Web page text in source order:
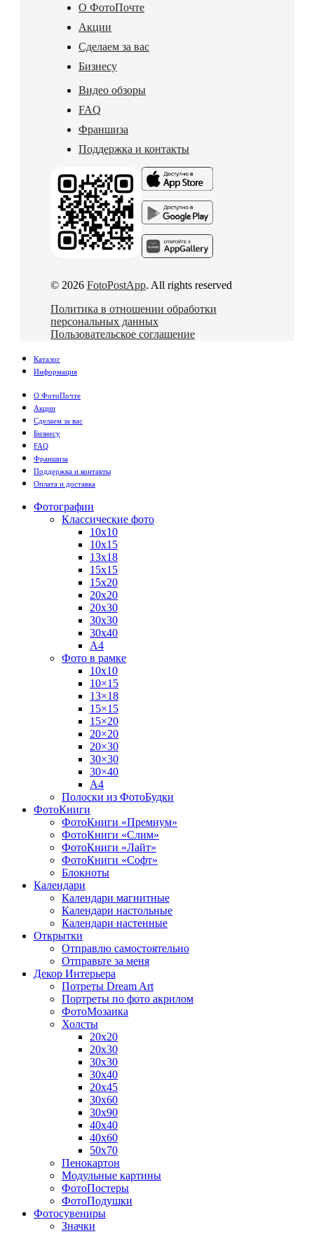
О ФотоПочте
Акции
Сделаем за вас
Бизнесу
Видео обзоры
FAQ
Франшиза
Поддержка и контакты
© 2026 FotoPostApp. All rights reserved
Политика в отношении обработки
персональных данных
Пользовательское соглашение
Каталог
Информация
О ФотоПочте
Акции
Сделаем за вас
Бизнесу
FAQ
Франшиза
Поддержка и контакты
Оплата и доставка
Фотографии
Классические фото
10х10
10х15
13х18
15х15
15х20
20х20
20х30
30х30
30х40
А4
Фото в рамке
10х10
10×15
13×18
15×15
15×20
20×20
20×30
30×30
30×40
A4
Полоски из ФотоБудки
ФотоКниги
ФотоКниги «Премиум»
ФотоКниги «Слим»
ФотоКниги «Лайт»
ФотоКниги «Софт»
Блокноты
Календари
Календари магнитные
Календари настольные
Календари настенные
Открытки
Отправлю самостоятельно
Отправьте за меня
Декор Интерьера
Потреты Dream Art
Портреты по фото акрилом
ФотоМозаика
Холсты
20х20
20х30
30х30
30х40
20х45
30х60
30х90
40х40
40х60
50х70
Пенокартон
Модульные картины
ФотоПостеры
ФотоПодушки
Фотоcувениры
Значки